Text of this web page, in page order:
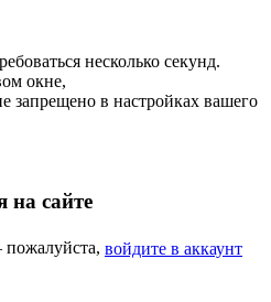
несколько секунд.
окне,
запрещено в настройках вашего
на сайте
пожалуйста, войдите в аккаунт